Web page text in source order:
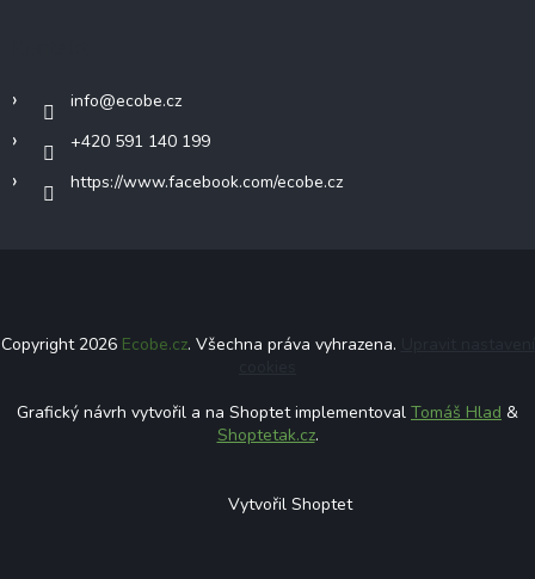
info@ecobe.cz
+420 591 140 199
https://www.facebook.com/ecobe.cz
Copyright 2026 Ecobe.cz. Všechna práva vyhrazena.
Grafický návrh vytvořil a na Shoptet implementoval Tomáš Hlad &
Shoptetak.cz.
Vytvořil Shoptet